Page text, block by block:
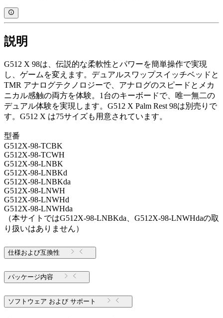
説明
G512 X 98は、伝説的な柔軟性とパワーを簡単操作で実現
し、ゲームを変えます。デュアルスワップスイッチベッドと
TMR アナログテクノロジーで、アナログのスピードとメカ
ニカル感触の両方を体験。1台のキーボードで、唯一無二の
デュアル体験を実現します。G512 X Palm Rest 98は別売りで
す。G512 X は75サイズも用意されています。
型番
G512X-98-TCBK
G512X-98-TCWH
G512X-98-LNBK
G512X-98-LNBKd
G512X-98-LNBKda
G512X-98-LNWH
G512X-98-LNWHd
G512X-98-LNWHda
（本サイトではG512X-98-LNBKda、G512X-98-LNWHdaの取
り扱いはありません）
仕様および互換性
パッケージ内容
ソフトウェア および サポート